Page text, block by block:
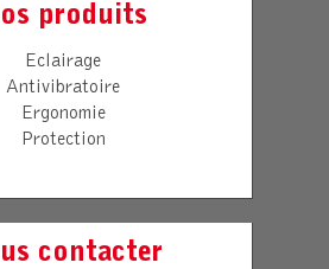
produits
Eclairage
Antivibratoire
Ergonomie
Protection
contacter